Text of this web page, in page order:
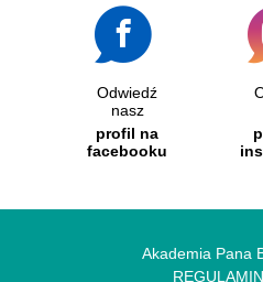
Odwiedź
nasz
profil na
facebooku
Akademia Pana
REGULAMIN